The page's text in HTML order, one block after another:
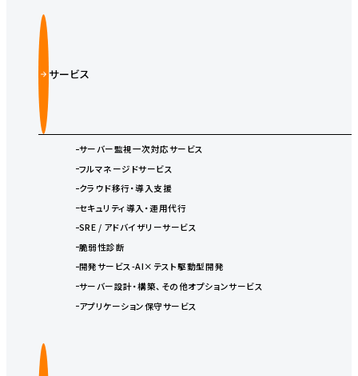
サービス
サーバー監視一次対応サービス
フルマネージドサービス
クラウド移行・導入支援
セキュリティ導入・運用代行
SRE / アドバイザリーサービス
脆弱性診断
開発サービス-AI×テスト駆動型開発
サーバー設計・構築、その他オプションサービス
アプリケーション保守サービス